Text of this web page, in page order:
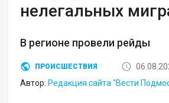
нелегальных
В регионе провели рейды
ПРОИСШЕСТВИЯ
Автор: Редакция сайта "Вести